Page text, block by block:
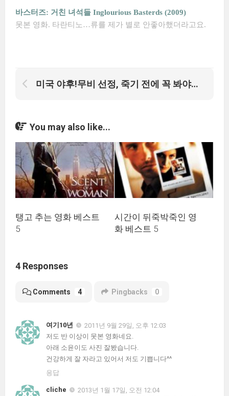
바스터즈: 거친 녀석들 Inglourious Basterds (2009)
못본 영화. 타란티노…류를 제가 별로 안좋아했더라고요.
미국 야후!무비 선정, 죽기 전에 꼭 봐야할 영화 100선
You may also like...
탱고 추는 영화 베스트
5
시간이 뒤죽박죽인 영
화 베스트 5
4 Responses
Comments 4 Pingbacks 0
여기10년
2011년 9월 29일, 오후 12:03
저도 반 이상이 못본 영화네요.
아래 소윤이도 사진 잘봤습니다.
건강하게 잘 자라고 있어서 저도 기쁩니다^^
응답
cliche
2013년 1월 17일, 오전 12:04